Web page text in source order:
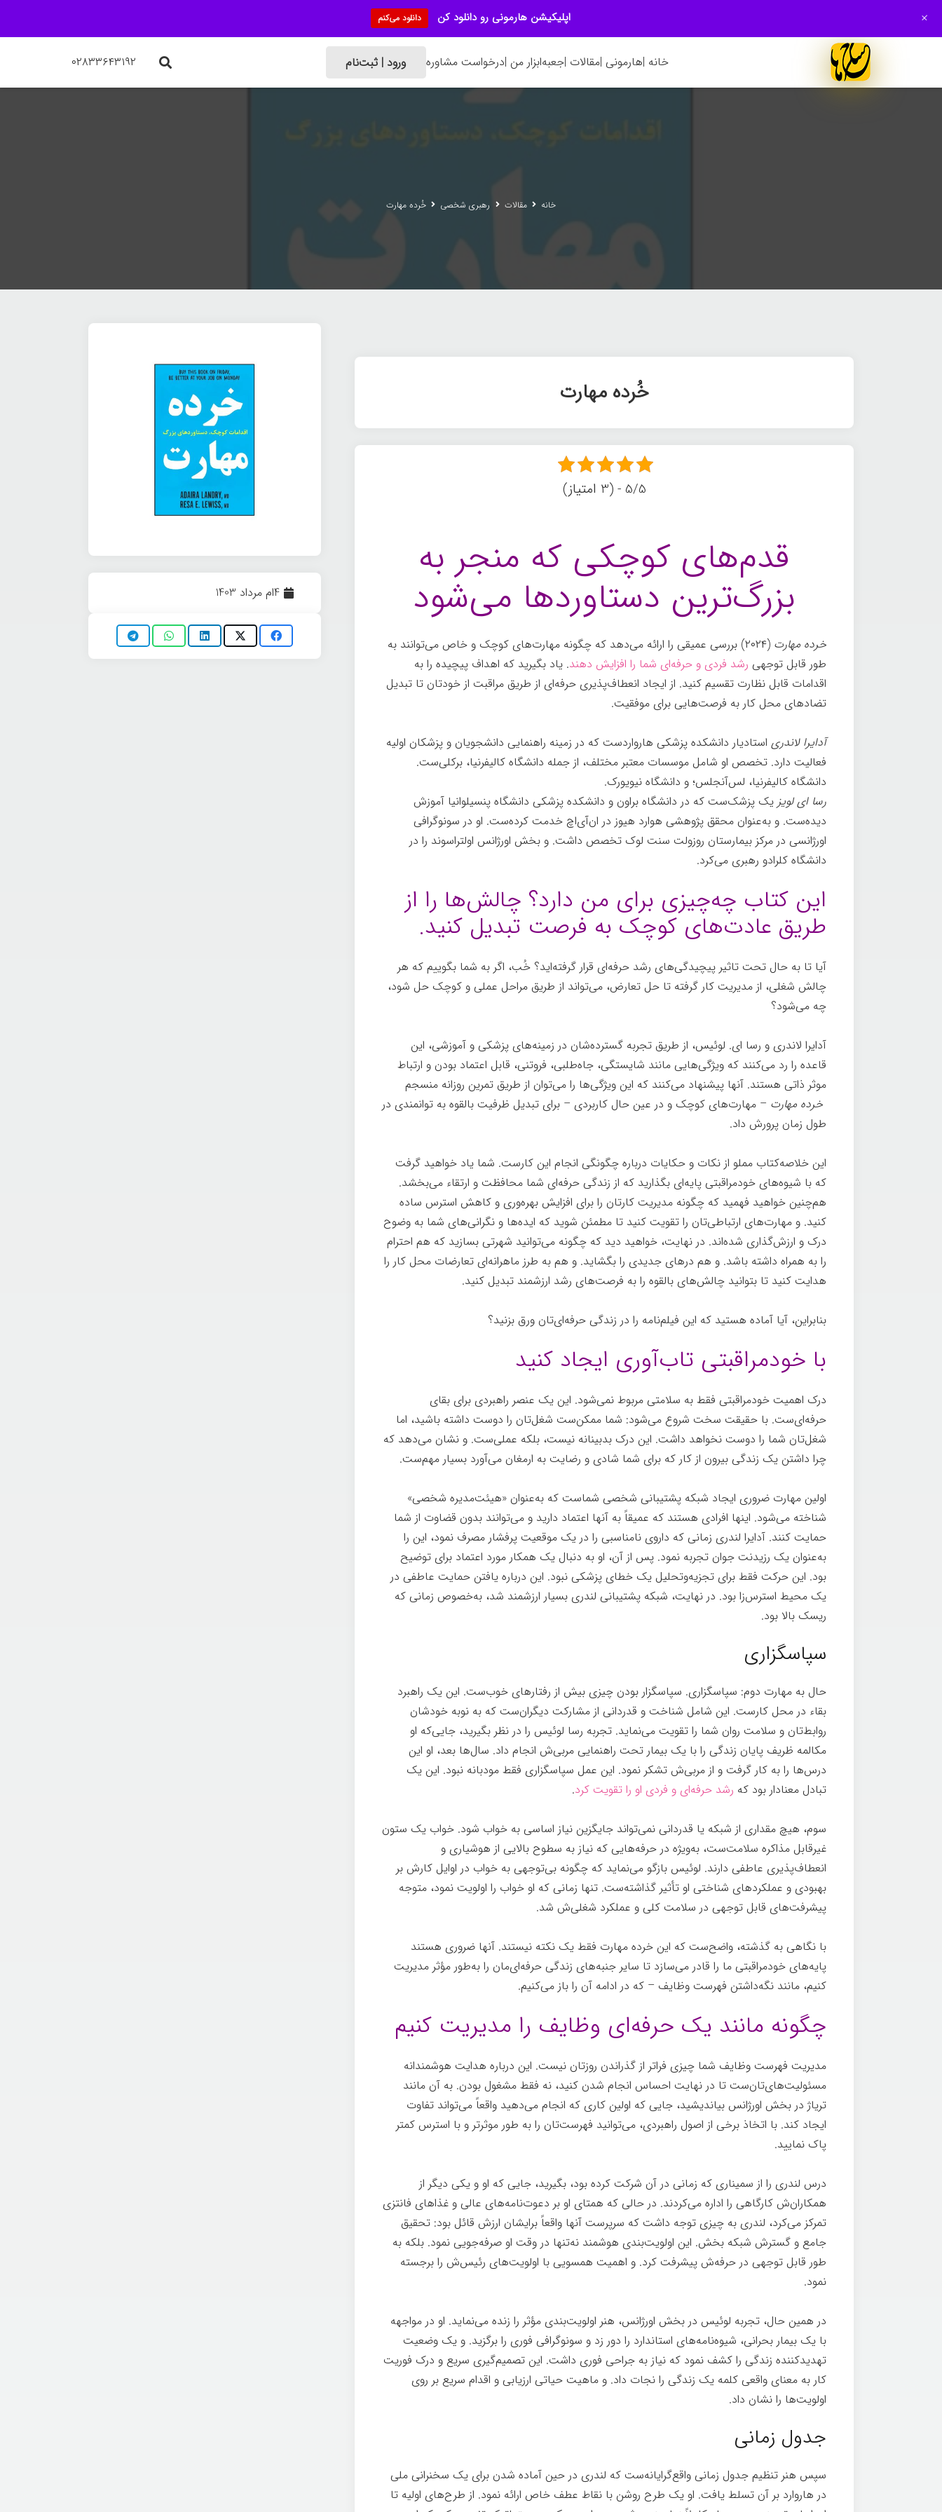
خانه |هارمونی |مقالات |جعبه‌ابزار من |درخواست مشاوره ورود | ثبت‌نام ۰۲۸۳۳۶۴۳۱۹۲
خانه مقالات رهبری شخصی خُرده مهارت
خُرده مهارت
5/5 - (3 امتیاز)
قدم‌های کوچکی که منجر به
بزرگ‌ترین دستاوردها می‌شود
خرده مهارت
(۲۰۲۴) بررسی عمیقی را ارائه می‌دهد که چگونه مهارت‌های کوچک و خاص می‌توانند به
طور قابل توجهی رشد فردی و حرفه‌ای شما را افزایش دهند. یاد بگیرید که اهداف پیچیده را به
اقدامات قابل نظارت تقسیم کنید. از ایجاد انعطاف‌پذیری حرفه‌ای از طریق مراقبت از خودتان تا تبدیل
تضادهای محل کار به فرصت‌هایی برای موفقیت.
آدایرا لاندری استادیار دانشکده پزشکی هارواردست که در زمینه راهنمایی دانشجویان و پزشکان اولیه
فعالیت دارد. تخصص او شامل موسسات معتبر مختلف، از جمله دانشگاه کالیفرنیا، برکلی‌ست.
دانشگاه کالیفرنیا، لس‌آنجلس؛ و دانشگاه نیویورک.
رسا ای لویز یک پزشک‌ست که در دانشگاه براون و دانشکده پزشکی دانشگاه پنسیلوانیا آموزش
دیده‌ست. و به‌عنوان محقق پژوهشی هوارد هیوز در ان‌آی‌اچ خدمت کرده‌ست. او در سونوگرافی
اورژانسی در مرکز بیمارستان روزولت سنت لوک تخصص داشت. و بخش اورژانس اولتراسوند را در
دانشگاه کلرادو رهبری می‌کرد.
این کتاب چه‌چیزی برای من دارد؟ چالش‌ها را از
طریق عادت‌های کوچک به فرصت تبدیل کنید.
آیا تا به حال تحت تاثیر پیچیدگی‌های رشد حرفه‌ای قرار گرفته‌اید؟ خُب، اگر به شما بگوییم که هر
چالش شغلی، از مدیریت کار گرفته تا حل تعارض، می‌تواند از طریق مراحل عملی و کوچک حل شود،
چه می‌شود؟
آدایرا لاندری و رسا ای. لوئیس، از طریق تجربه گسترده‌شان در زمینه‌های پزشکی و آموزشی، این
قاعده را رد می‌کنند که ویژگی‌هایی مانند شایستگی، جاه‌طلبی، فروتنی، قابل اعتماد بودن و ارتباط
موثر ذاتی هستند. آنها پیشنهاد می‌کنند که این ویژگی‌ها را می‌توان از طریق تمرین روزانه منسجم
خرده مهارت – مهارت‌های کوچک و در عین حال کاربردی – برای تبدیل ظرفیت بالقوه به توانمندی در
طول زمان پرورش داد.
این خلاصه‌کتاب مملو از نکات و حکایات درباره چگونگی انجام این کارست. شما یاد خواهید گرفت
که با شیوه‌های خودمراقبتی پایه‌ای بگذارید که از زندگی حرفه‌ای شما محافظت و ارتقاء می‌بخشد.
هم‌چنین خواهید فهمید که چگونه مدیریت کارتان را برای افزایش بهره‌وری و کاهش استرس ساده
کنید. و مهارت‌های ارتباطی‌تان را تقویت کنید تا مطمئن شوید که ایده‌ها و نگرانی‌های شما به وضوح
درک و ارزش‌گذاری شده‌اند. در نهایت، خواهید دید که چگونه می‌توانید شهرتی بسازید که هم احترام
را به همراه داشته باشد. و هم درهای جدیدی را بگشاید. و هم به طرز ماهرانه‌ای تعارضات محل کار را
هدایت کنید تا بتوانید چالش‌های بالقوه را به فرصت‌های رشد ارزشمند تبدیل کنید.
بنابراین، آیا آماده هستید که این فیلم‌نامه را در زندگی حرفه‌ای‌تان ورق بزنید؟
با خودمراقبتی تاب‌آوری ایجاد کنید
درک اهمیت خودمراقبتی فقط به سلامتی مربوط نمی‌شود. این یک عنصر راهبردی برای بقای
حرفه‌ای‌ست. با حقیقت سخت شروع می‌شود: شما ممکن‌ست شغل‌تان را دوست داشته باشید، اما
شغل‌تان شما را دوست نخواهد داشت. این درک بدبینانه نیست، بلکه عملی‌ست. و نشان می‌دهد که
چرا داشتن یک زندگی بیرون از کار که برای شما شادی و رضایت به ارمغان می‌آورد بسیار مهم‌ست.
اولین مهارت ضروری ایجاد شبکه پشتیبانی شخصی شماست که به‌عنوان «هیئت‌مدیره شخصی»
شناخته می‌شود. اینها افرادی هستند که عمیقاً به آنها اعتماد دارید و می‌توانند بدون قضاوت از شما
حمایت کنند. آدایرا لندری زمانی که داروی نامناسبی را در یک موقعیت پرفشار مصرف نمود، این را
به‌عنوان یک رزیدنت جوان تجربه نمود. پس از آن، او به دنبال یک همکار مورد اعتماد برای توضیح
بود. این حرکت فقط برای تجزیه‌وتحلیل یک خطای پزشکی نبود. این درباره یافتن حمایت عاطفی در
یک محیط استرس‌زا بود. در نهایت، شبکه پشتیبانی لندری بسیار ارزشمند شد، به‌خصوص زمانی که
ریسک بالا بود.
سپاسگزاری
حال به مهارت دوم: سپاسگزاری. سپاسگزار بودن چیزی بیش از رفتارهای خوب‌ست. این یک راهبرد
بقاء در محل کارست. این شامل شناخت و قدردانی از مشارکت دیگران‌ست که به نوبه خودشان
روابط‌تان و سلامت روان شما را تقویت می‌نماید. تجربه رسا لوئیس را در نظر بگیرید، جایی‌که او
مکالمه ظریف پایان زندگی را با یک بیمار تحت راهنمایی مربی‌ش انجام داد. سال‌ها بعد، او این
درس‌ها را به کار گرفت و از مربی‌ش تشکر نمود. این عمل سپاسگزاری فقط مودبانه نبود. این یک
تبادل معنادار بود که رشد حرفه‌ای و فردی او را تقویت کرد.
سوم، هیچ مقداری از شبکه یا قدردانی نمی‌تواند جایگزین نیاز اساسی به خواب شود. خواب یک ستون
غیرقابل مذاکره سلامت‌ست، به‌ویژه در حرفه‌هایی که نیاز به سطوح بالایی از هوشیاری و
انعطاف‌پذیری عاطفی دارند. لوئیس بازگو می‌نماید که چگونه بی‌توجهی به خواب در اوایل کارش بر
بهبودی و عملکردهای شناختی او تأثیر گذاشته‌ست. تنها زمانی که او خواب را اولویت نمود، متوجه
پیشرفت‌های قابل توجهی در سلامت کلی و عملکرد شغلی‌ش شد.
با نگاهی به گذشته، واضح‌ست که این خرده مهارت فقط یک نکته نیستند. آنها ضروری هستند
پایه‌های خودمراقبتی ما را قادر می‌سازد تا سایر جنبه‌های زندگی حرفه‌ای‌مان را به‌طور مؤثر مدیریت
کنیم، مانند نگه‌داشتن فهرست وظایف – که در ادامه آن را باز می‌کنیم.
چگونه مانند یک حرفه‌ای وظایف را مدیریت کنیم
مدیریت فهرست وظایف شما چیزی فراتر از گذراندن روزتان نیست. این درباره هدایت هوشمندانه
مسئولیت‌های‌تان‌ست تا در نهایت احساس انجام شدن کنيد، نه فقط مشغول بودن. به آن مانند
تریاژ در بخش اورژانس بیاندیشید، جایی که اولین کاری که انجام می‌دهید واقعاً می‌تواند تفاوت
ایجاد کند. با اتخاذ برخی از اصول راهبردی، می‌توانید فهرست‌تان را به طور موثرتر و با استرس کمتر
پاک نماييد.
درس لندری را از سمیناری که زمانی در آن شرکت کرده بود، بگیرید، جایی که او و یکی دیگر از
همکاران‌ش کارگاهی را اداره می‌کردند. در حالی که همتای او بر دعوت‌نامه‌های عالی و غذاهای فانتزی
تمرکز می‌کرد، لندری به چیزی توجه داشت که سرپرست آنها واقعاً برایشان ارزش قائل بود: تحقیق
جامع و گسترش شبکه بخش. این اولویت‌بندی هوشمند نه‌تنها در وقت او صرفه‌جویی نمود. بلکه به
طور قابل توجهی در حرفه‌ش پیشرفت کرد. و اهمیت همسویی با اولویت‌های رئیس‌ش را برجسته
نمود.
در همین حال، تجربه لوئیس در بخش اورژانس، هنر اولویت‌بندی مؤثر را زنده می‌نماید. او در مواجهه
با یک بیمار بحرانی، شیوه‌نامه‌های استاندارد را دور زد و سونوگرافی فوری را برگزید. و یک وضعیت
تهدیدکننده زندگی را کشف نمود که نیاز به جراحی فوری داشت. این تصمیم‌گیری سریع و درک فوریت
کار به معنای واقعی کلمه یک زندگی را نجات داد. و ماهیت حیاتی ارزیابی و اقدام سریع بر روی
اولویت‌ها را نشان داد.
جدول زمانی
سپس هنر تنظیم جدول زمانی واقع‌گرایانه‌ست که لندری در حین آماده شدن برای یک سخنرانی ملی
در هاروارد بر آن تسلط یافت. او یک طرح روشن با نقاط عطف خاص ارائه نمود. از طرح‌های اولیه تا
4ام مرداد 1403
اپلیکیشن هارمونی رو دانلود کن دانلود می‌کنم +